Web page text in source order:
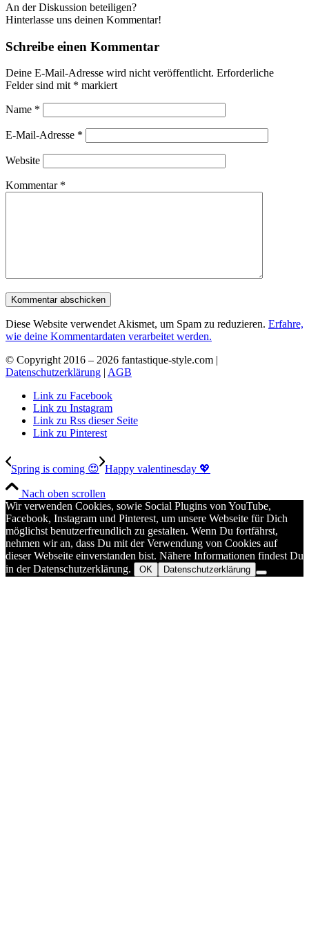
An der Diskussion beteiligen?
Hinterlasse uns deinen Kommentar!
Schreibe einen Kommentar
Deine E-Mail-Adresse wird nicht veröffentlicht. Erforderliche
Felder sind mit * markiert
Name *
E-Mail-Adresse *
Website
Kommentar *
Diese Website verwendet Akismet, um Spam zu reduzieren. Erfahre,
wie deine Kommentardaten verarbeitet werden.
© Copyright 2016 – 2026 fantastique-style.com |
Datenschutzerklärung | AGB
Link zu Facebook
Link zu Instagram
Link zu Rss dieser Seite
Link zu Pinterest
Spring is coming 😍 Happy valentinesday 💖
Nach oben scrollen
Wir verwenden Cookies, sowie Social Plugins von YouTube,
Facebook, Instagram und Pinterest, um unsere Webseite für Dich
möglichst benutzerfreundlich zu gestalten. Wenn Du fortfährst,
nehmen wir an, dass Du mit der Verwendung von Cookies auf
dieser Webseite einverstanden bist. Nähere Informationen findest Du
in der Datenschutzerklärung.
OK Datenschutzerklärung